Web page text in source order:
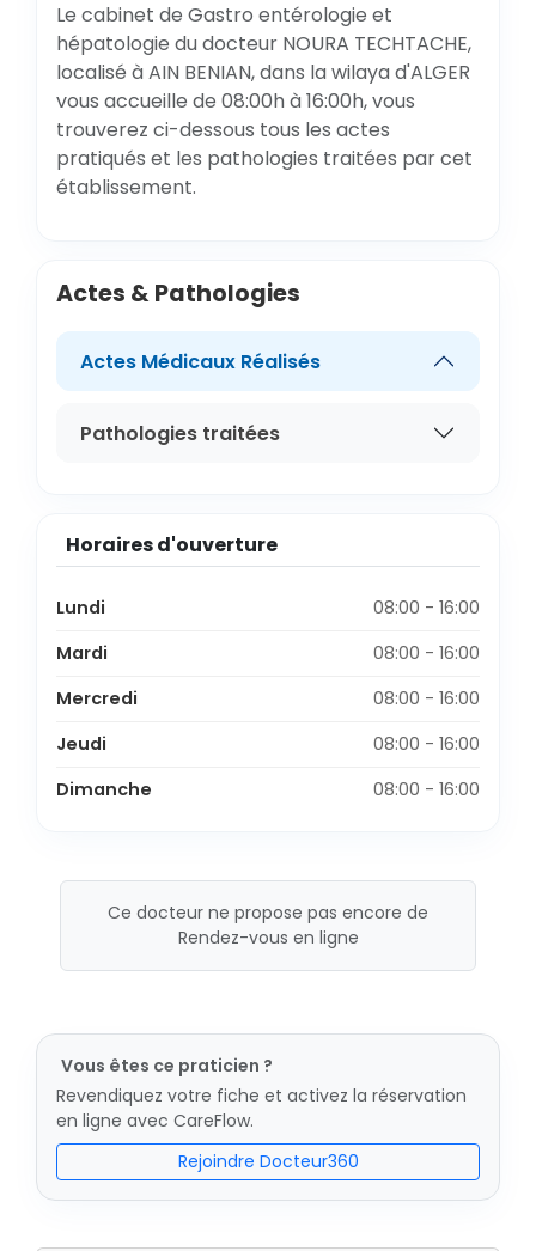
Le cabinet de Gastro entérologie et
hépatologie du docteur NOURA TECHTACHE,
localisé à AIN BENIAN, dans la wilaya d'ALGER
vous accueille de 08:00h à 16:00h, vous
trouverez ci-dessous tous les actes
pratiqués et les pathologies traitées par cet
établissement.
Actes & Pathologies
Actes Médicaux Réalisés
Pathologies traitées
Horaires d'ouverture
Lundi
08:00 - 16:00
Mardi
08:00 - 16:00
Mercredi
08:00 - 16:00
Jeudi
08:00 - 16:00
Dimanche
08:00 - 16:00
Ce docteur ne propose pas encore de
Rendez-vous en ligne
Vous êtes ce praticien ?
Revendiquez votre fiche et activez la réservation
en ligne avec CareFlow.
Rejoindre Docteur360